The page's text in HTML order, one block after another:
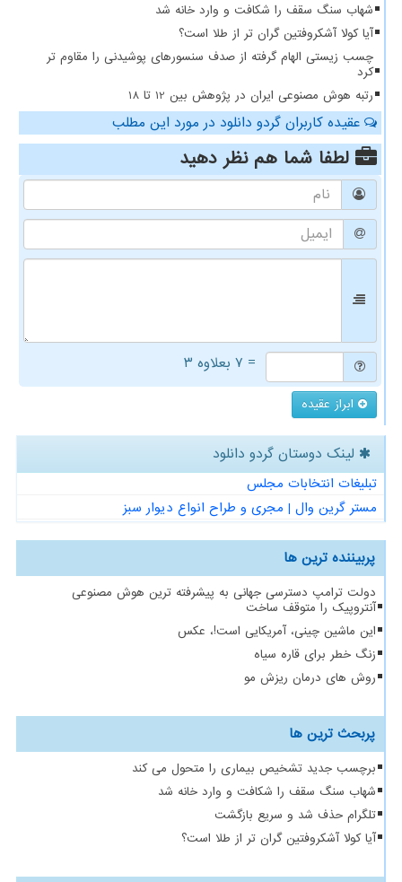
شهاب سنگ سقف را شکافت و وارد خانه شد
آیا کولا آشکروفتین گران تر از طلا است؟
چسب زیستی الهام گرفته از صدف سنسورهای پوشیدنی را مقاوم تر
کرد
رتبه هوش مصنوعی ایران در پژوهش بین 12 تا 18
عقیده کاربران گردو دانلود در مورد این مطلب
لطفا شما همنظر دهید
= ۷ بعلاوه ۳
ابراز عقیده
لینک دوستان گردو دانلود
تبلیغات انتخابات مجلس
مستر گرین وال | مجری و طراح انواع دیوار سبز
پربیننده ترین ها
دولت ترامپ دسترسی جهانی به پیشرفته ترین هوش مصنوعی
آنتروپیک را متوقف ساخت
این ماشین چینی، آمریکایی است!، عکس
زنگ خطر برای قاره سیاه
روش های درمان ریزش مو
پربحث ترین ها
برچسب جدید تشخیص بیماری را متحول می کند
شهاب سنگ سقف را شکافت و وارد خانه شد
تلگرام حذف شد و سریع بازگشت
آیا کولا آشکروفتین گران تر از طلا است؟